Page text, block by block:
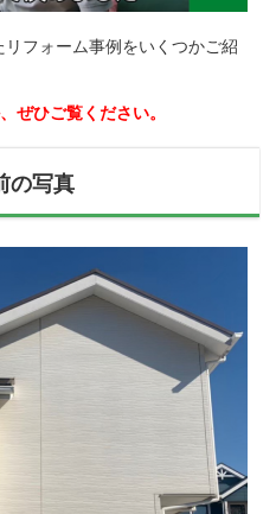
フォーム事例をいくつかご紹
ぜひご覧ください。
の写真